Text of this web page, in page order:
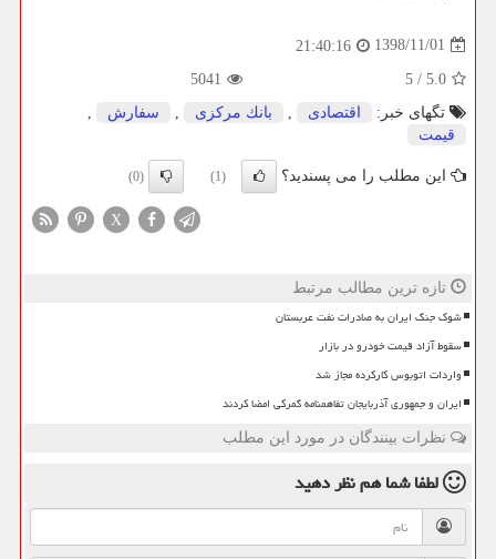
1398/11/01
21:40:16
5.0
/
5
5041
تگهای خبر:
اقتصادی , بانك مركزی , سفارش
,
قیمت
این مطلب را می پسندید؟ (1)
(0)
X
تازه ترین مطالب مرتبط
شوک جنگ ایران به صادرات نفت عربستان
سقوط آزاد قیمت خودرو در بازار
واردات اتوبوس کارکرده مجاز شد
ایران و جمهوری آذربایجان تفاهمنامه گمرکی امضا کردند
نظرات بینندگان در مورد این مطلب
لطفا شما همنظر دهید